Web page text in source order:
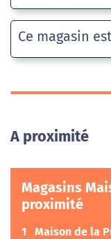
Ce magasin
A proximité
Magasins
proximité
1 Maison de la